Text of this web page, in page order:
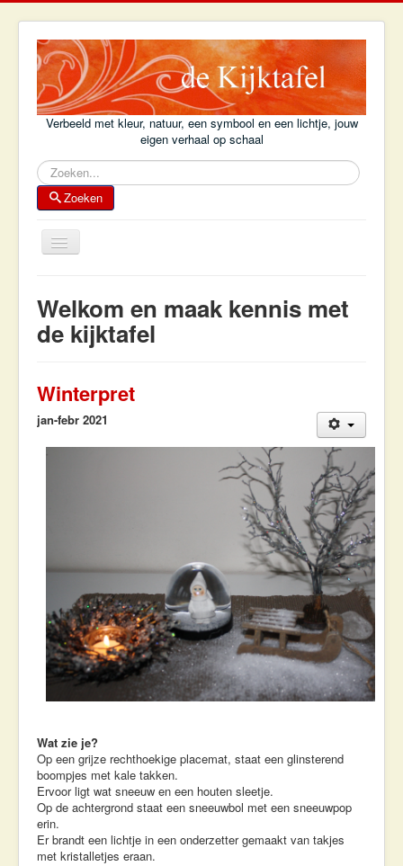
Verbeeld met kleur, natuur, een symbool en een lichtje, jouw
eigen verhaal op schaal
Zoeken
Zoeken
Schakelen
Achtergrond
Kijktafelboek
Workshops & Lezingen
Welkom en maak kennis met
de kijktafel
Winterpret
jan-febr 2021
Wat zie je?
Op een grijze rechthoekige placemat, staat een glinsterend
boompjes met kale takken.
Ervoor ligt wat sneeuw en een houten sleetje.
Op de achtergrond staat een sneeuwbol met een sneeuwpop
erin.
Er brandt een lichtje in een onderzetter gemaakt van takjes
met kristalletjes eraan.